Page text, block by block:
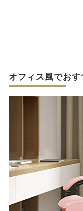
オフィス風でお